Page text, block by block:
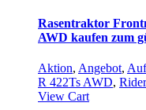
Rasentraktor
AWD kaufen zum
Aktion, Angebot,
R 422Ts AWD, Rider
View Cart